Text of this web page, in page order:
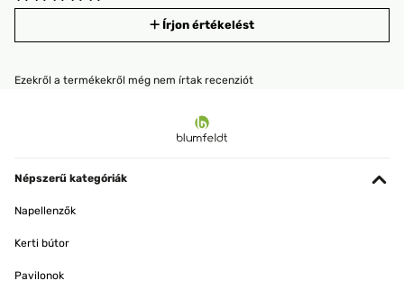
Írjon értékelést
Ezekről a termékekről még nem írtak recenziót
Népszerű kategóriák
Napellenzők
Kerti bútor
Pavilonok